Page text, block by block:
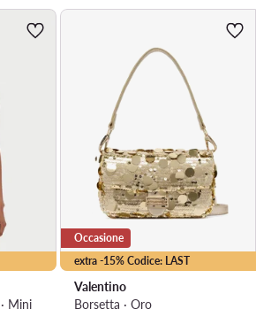
Mini
extra -15% Codice: LAST
Occasione
Valentino
Borsetta · Oro